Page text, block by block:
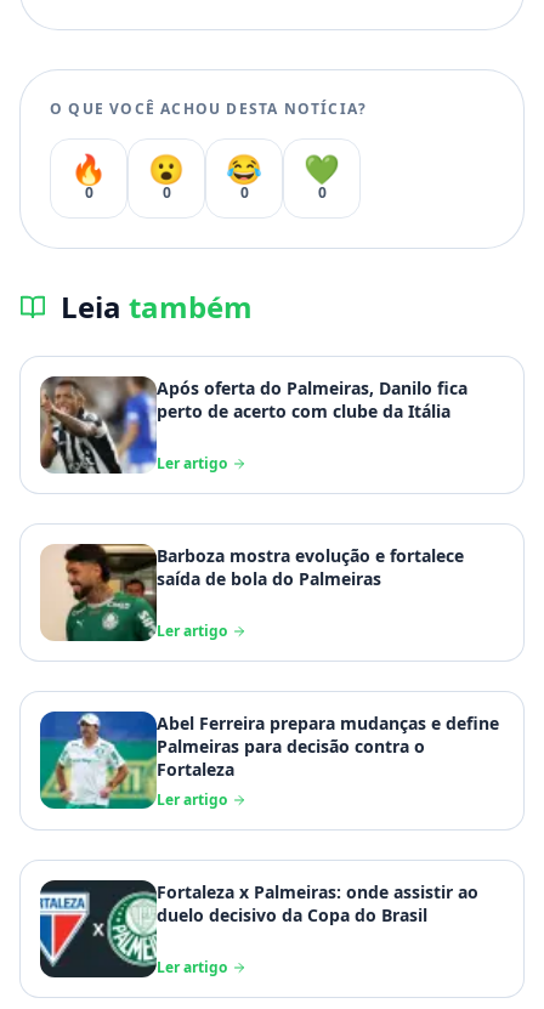
O QUE VOCÊ ACHOU DESTA NOTÍCIA?
🔥
0
😮
0
😂
0
💚
0
Leia também
Após oferta do Palmeiras, Danilo fica
perto de acerto com clube da Itália
Ler artigo
Barboza mostra evolução e fortalece
saída de bola do Palmeiras
Ler artigo
Abel Ferreira prepara mudanças e define
Palmeiras para decisão contra o
Fortaleza
Ler artigo
Fortaleza x Palmeiras: onde assistir ao
duelo decisivo da Copa do Brasil
Ler artigo